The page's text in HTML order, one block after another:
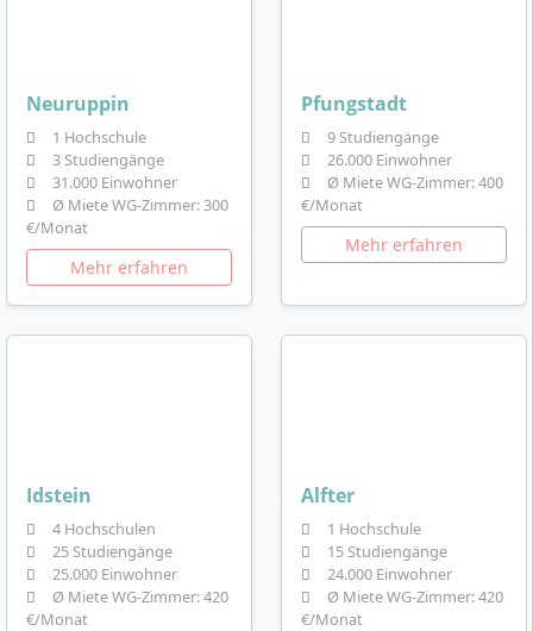
Neuruppin
1 Hochschule
3 Studiengänge
31.000 Einwohner
Ø Miete WG-Zimmer: 300
€/Monat
Mehr erfahren
Pfungstadt
9 Studiengänge
26.000 Einwohner
Ø Miete WG-Zimmer: 400
€/Monat
Mehr erfahren
Idstein
4 Hochschulen
25 Studiengänge
25.000 Einwohner
Ø Miete WG-Zimmer: 420
€/Monat
Alfter
1 Hochschule
15 Studiengänge
24.000 Einwohner
Ø Miete WG-Zimmer: 420
€/Monat